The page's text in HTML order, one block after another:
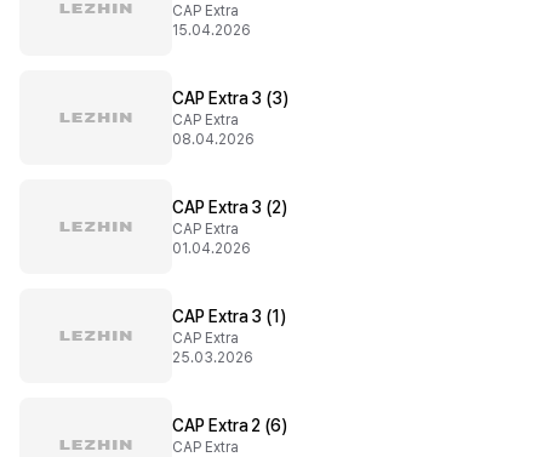
CAP Extra
15.04.2026
CAP Extra 3 (3)
CAP Extra
08.04.2026
CAP Extra 3 (2)
CAP Extra
01.04.2026
CAP Extra 3 (1)
CAP Extra
25.03.2026
CAP Extra 2 (6)
CAP Extra